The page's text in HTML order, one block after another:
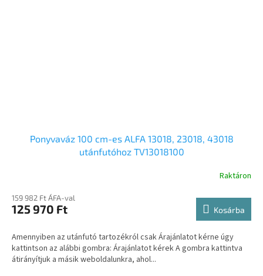
Ponyvaváz 100 cm-es ALFA 13018, 23018, 43018
utánfutóhoz TV13018100
Raktáron
159 982 Ft ÁFA-val
125 970 Ft Kosárba
Amennyiben az utánfutó tartozékról csak Árajánlatot kérne úgy
kattintson az alábbi gombra: Árajánlatot kérek A gombra kattintva
átirányítjuk a másik weboldalunkra, ahol...